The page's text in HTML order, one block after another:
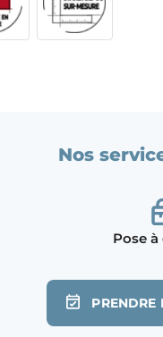
Nos
Pose
PRENDRE